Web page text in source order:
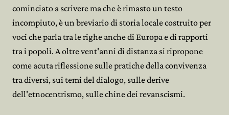
Archiv
Mitmachen 
cominciato a scrivere ma che è rimasto un testo
incompiuto, è un breviario di storia locale costruito per
voci che parla tra le righe anche di Europa e di rapporti
tra i popoli. A oltre vent'anni di distanza si ripropone
come acuta riflessione sulle pratiche della convivenza
tra diversi, sui temi del dialogo, sulle derive
dell'etnocentrismo, sulle chine dei revanscismi.